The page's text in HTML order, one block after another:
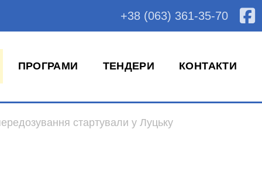
+38 (063) 361-35-70
ПРОГРАМИ ТЕНДЕРИ КОНТАКТИ
стартували у Луцьку